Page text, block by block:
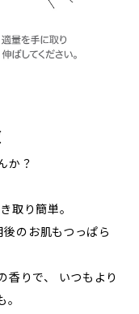
か？
取り簡単。
のお肌もつっぱら
香りで、 いつもより